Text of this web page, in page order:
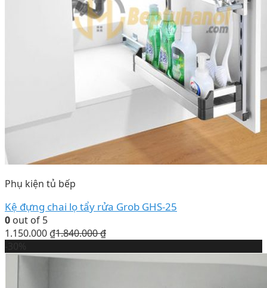
Phụ kiện tủ bếp
Kệ đựng chai lọ tẩy rửa Grob GHS-25
0 out of 5
1.150.000 ₫1.840.000₫